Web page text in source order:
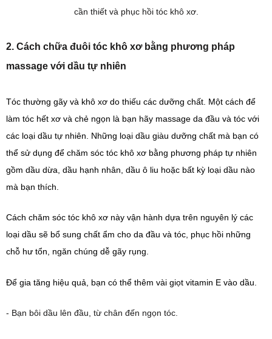
cần thiết và phục hồi tóc khô xơ.
2. Cách chữa đuôi tóc khô xơ bằng phương pháp
massage với dầu tự nhiên
Tóc thường gãy và khô xơ do thiếu các dưỡng chất. Một cách để
làm tóc hết xơ và chẻ ngọn là bạn hãy massage da đầu và tóc với
các loại dầu tự nhiên. Những loại dầu giàu dưỡng chất mà bạn có
thể sử dụng để chăm sóc tóc khô xơ bằng phương pháp tự nhiên
gồm dầu dừa, dầu hạnh nhân, dầu ô liu hoặc bất kỳ loại dầu nào
mà bạn thích.
Cách chăm sóc tóc khô xơ này vận hành dựa trên nguyên lý các
loại dầu sẽ bổ sung chất ẩm cho da đầu và tóc, phục hồi những
chỗ hư tổn, ngăn chúng dễ gãy rụng.
Để gia tăng hiệu quả, bạn có thể thêm vài giọt vitamin E vào dầu.
- Bạn bôi dầu lên đầu, từ chân đến ngọn tóc.